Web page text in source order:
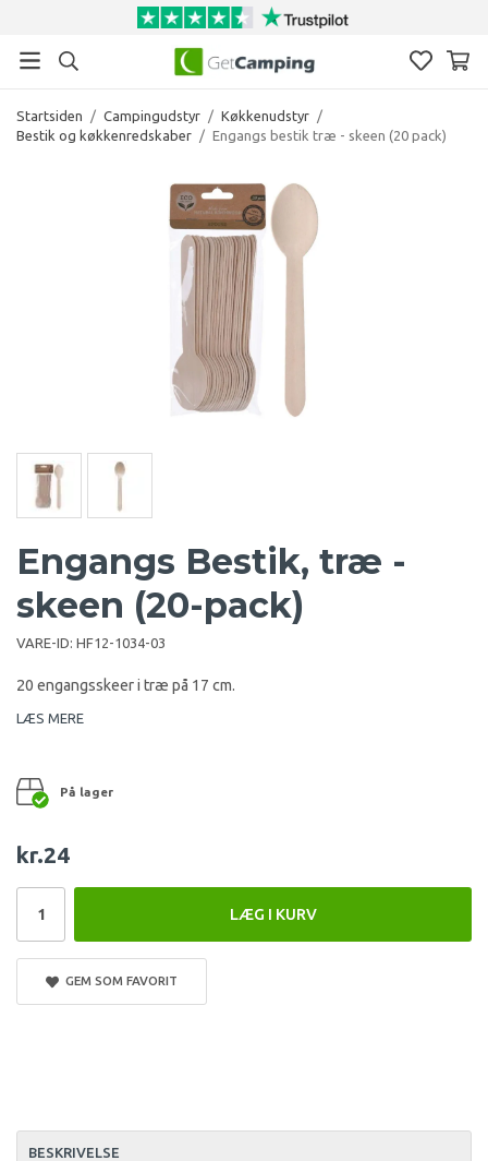
Startsiden / Campingudstyr / Køkkenudstyr /
Bestik og køkkenredskaber / Engangs bestik træ - skeen (20 pack)
Engangs Bestik, træ -
skeen (20-pack)
VARE-ID: HF12-1034-03
20 engangsskeer i træ på 17 cm.
LÆS MERE
På lager
kr.24
LÆG I KURV
GEM SOM FAVORIT
BESKRIVELSE